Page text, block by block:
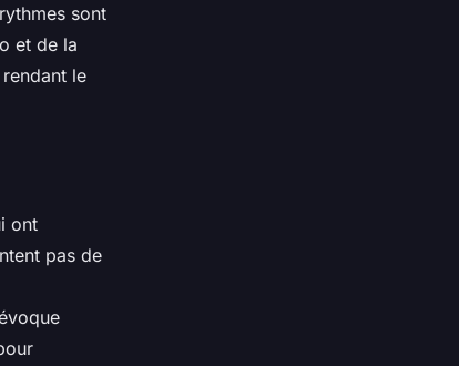
sont
et de la
le
ont
pas de